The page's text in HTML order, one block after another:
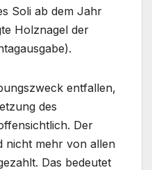
Soli ab dem Jahr
Holznagel der
entfallen,
des
Der
nicht mehr von allen
Das bedeutet